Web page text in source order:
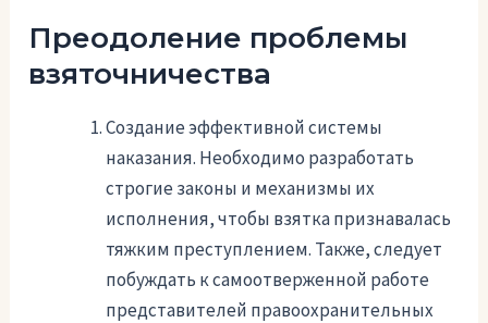
Преодоление проблемы
взяточничества
Создание эффективной системы
наказания. Необходимо разработать
строгие законы и механизмы их
исполнения, чтобы взятка признавалась
тяжким преступлением. Также, следует
побуждать к самоотверженной работе
представителей правоохранительных